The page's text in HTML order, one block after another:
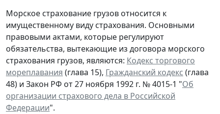
Морское страхование грузов относится к
имущественному виду страхования. Основными
правовыми актами, которые регулируют
обязательства, вытекающие из договора морского
страхования грузов, являются: Кодекс торгового
мореплавания (глава 15), Гражданский кодекс (глава
48) и Закон РФ от 27 ноября 1992 г. № 4015-1 "Об
организации страхового дела в Российской
Федерации".